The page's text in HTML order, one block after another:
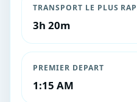
TRANSPORT LE PLUS
3h 20m
PREMIER DEPART
1:15 AM